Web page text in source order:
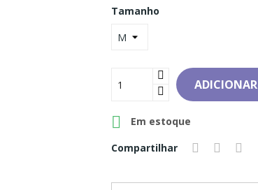
Tamanho
ADICIONAR
 Em estoque
Compartilhar